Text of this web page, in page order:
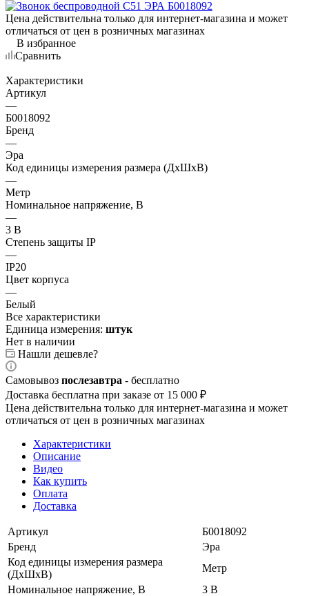
Цена действительна только для интернет-магазина и может
отличаться от цен в розничных магазинах
В избранное
Сравнить
Характеристики
Артикул
—
Б0018092
Бренд
—
Эра
Код единицы измерения размера (ДхШхВ)
—
Метр
Номинальное напряжение, В
—
3 В
Степень защиты IP
—
IP20
Цвет корпуса
—
Белый
Все характеристики
Единица измерения: штук
Нет в наличии
Нашли дешевле?
Самовывоз послезавтра - бесплатно
Доставка бесплатна при заказе от 15 000 ₽
Цена действительна только для интернет-магазина и может
отличаться от цен в розничных магазинах
Характеристики
Описание
Видео
Как купить
Оплата
Доставка
Артикул
Б0018092
Бренд
Эра
Код единицы измерения размера
(ДхШхВ)
Метр
Номинальное напряжение, В
3 В